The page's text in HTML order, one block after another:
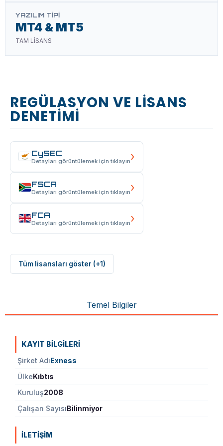
YAZILIM TIPI
MT4 & MT5
TAM LİSANS
REGÜLASYON VE LİSANS
DENETİMİ
CySEC
Detayları görüntülemek için tıklayın›
FSCA
Detayları görüntülemek için tıklayın›
FCA
Detayları görüntülemek için tıklayın›
Tüm lisansları göster (+1)
Temel Bilgiler
KAYIT BILGILERI
Şirket AdıExness
ÜlkeKıbtıs
Kuruluş2008
Çalışan SayısıBilinmiyor
İLETIŞIM